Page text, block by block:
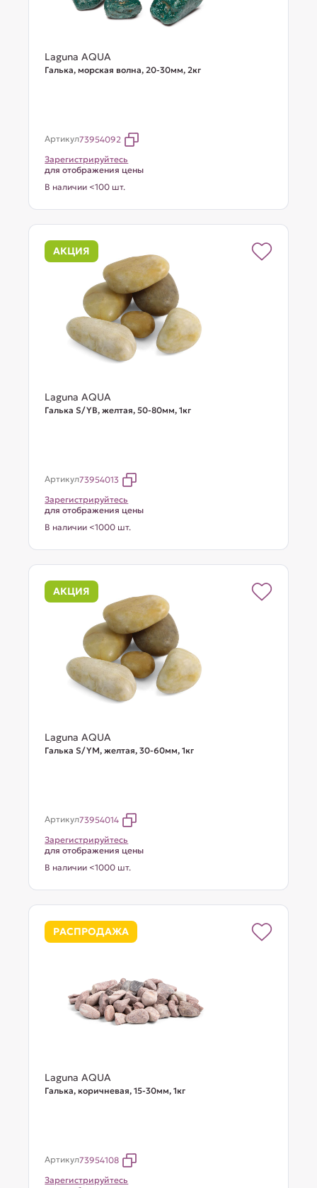
Laguna AQUA
Галька, морская волна, 20-30мм, 2кг
Артикул73954092
Зарегистрируйтесь
для отображения цены
В наличии <100 шт.
АКЦИЯ
Laguna AQUA
Галька S/YB, желтая, 50-80мм, 1кг
Артикул73954013
Зарегистрируйтесь
для отображения цены
В наличии <1000 шт.
АКЦИЯ
Laguna AQUA
Галька S/YM, желтая, 30-60мм, 1кг
Артикул73954014
Зарегистрируйтесь
для отображения цены
В наличии <1000 шт.
РАСПРОДАЖА
Laguna AQUA
Галька, коричневая, 15-30мм, 1кг
Артикул73954108
Зарегистрируйтесь